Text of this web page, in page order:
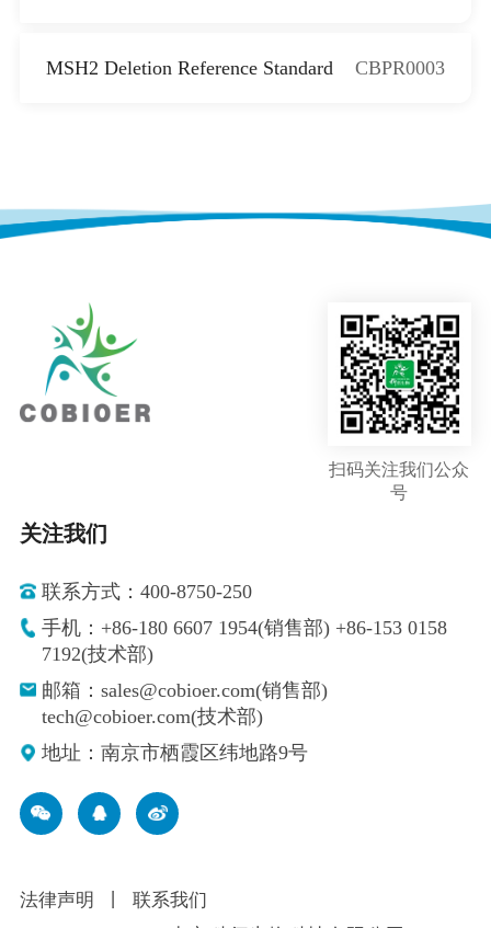
MSH2 Deletion Reference Standard CBPR0003
扫码关注我们公众
号
关注我们
联系方式：400-8750-250
手机：+86-180 6607 1954(销售部) +86-153 0158
7192(技术部)
邮箱：sales@cobioer.com(销售部)
tech@cobioer.com(技术部)
地址：南京市栖霞区纬地路9号
法律声明 联系我们